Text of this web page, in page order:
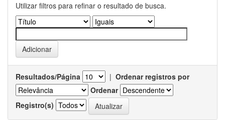
Utilizar filtros para refinar o resultado de busca.
Resultados/Página | Ordenar registros por
Ordenar
Registro(s)